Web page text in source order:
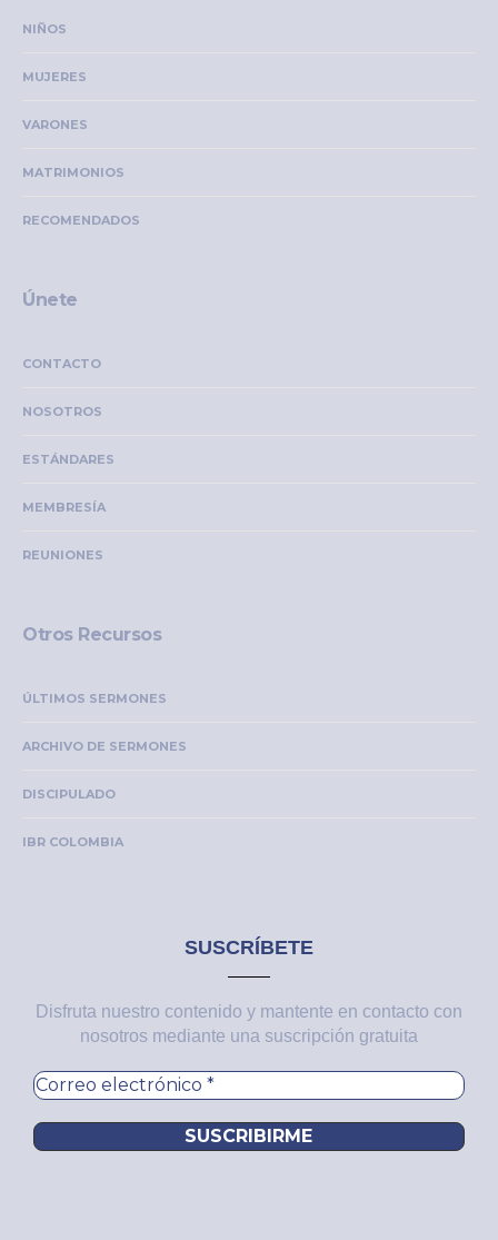
NIÑOS
MUJERES
VARONES
MATRIMONIOS
RECOMENDADOS
Únete
CONTACTO
NOSOTROS
ESTÁNDARES
MEMBRESÍA
REUNIONES
Otros Recursos
ÚLTIMOS SERMONES
ARCHIVO DE SERMONES
DISCIPULADO
IBR COLOMBIA
SUSCRÍBETE
Disfruta nuestro contenido y mantente en contacto con
nosotros mediante una suscripción gratuita